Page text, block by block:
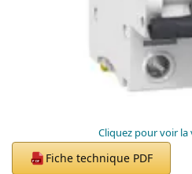
Cliquez pour voir
PDF Fiche technique PDF